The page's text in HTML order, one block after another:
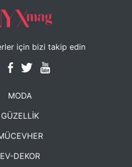
için bizi takip edin
MODA
GÜZELLİK
EV-DEKOR